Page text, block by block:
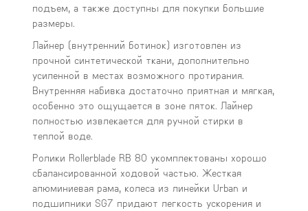
подъем, а также доступны для покупки большие
размеры.
Лайнер (внутренний ботинок) изготовлен из
прочной синтетической ткани, дополнительно
усиленной в местах возможного протирания.
Внутренняя набивка достаточно приятная и мягкая,
особенно это ощущается в зоне пяток. Лайнер
полностью извлекается для ручной стирки в
теплой воде.
Ролики Rollerblade RB 80 укомплектованы хорошо
сбалансированной ходовой частью. Жесткая
алюминиевая рама, колеса из линейки Urban и
подшипники SG7 придают легкость ускорения и